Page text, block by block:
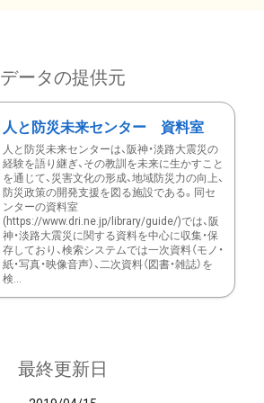
データの提供元
人と防災未来センター 資料室
人と防災未来センターは、阪神・淡路大震災の
経験を語り継ぎ、その教訓を未来に生かすこと
を通じて、災害文化の形成、地域防災力の向上、
防災政策の開発支援を図る施設である。同セ
ンターの資料室
(https://www.dri.ne.jp/library/guide/)では、阪
神・淡路大震災に関する資料を中心に収集・保
存しており、検索システムでは一次資料（モノ・
紙・写真・映像音声）、二次資料（図書・雑誌）を
検...
最終更新日